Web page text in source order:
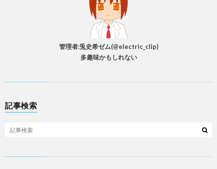
管理者:兎史希ゼム(@electric_clip)
多趣味かもしれない
記事検索